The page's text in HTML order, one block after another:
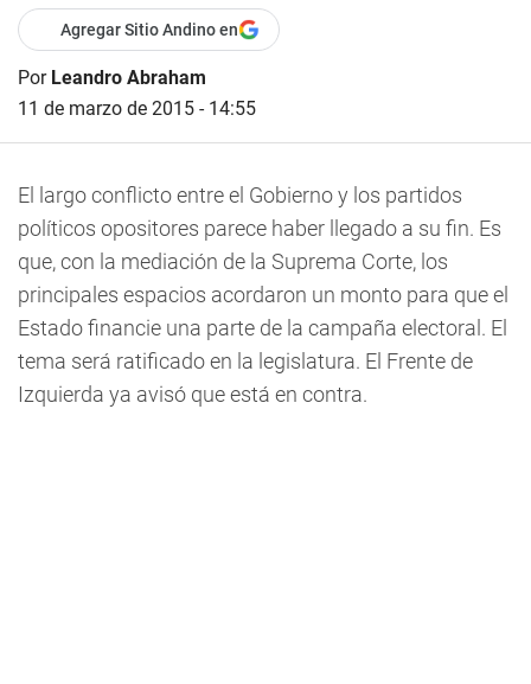
Agregar Sitio Andino en
Por Leandro Abraham
11 de marzo de 2015 - 14:55
El largo conflicto entre el Gobierno y los partidos
políticos opositores parece haber llegado a su fin. Es
que, con la mediación de la Suprema Corte, los
principales espacios acordaron un monto para que el
Estado financie una parte de la campaña electoral. El
tema será ratificado en la legislatura. El Frente de
Izquierda ya avisó que está en contra.